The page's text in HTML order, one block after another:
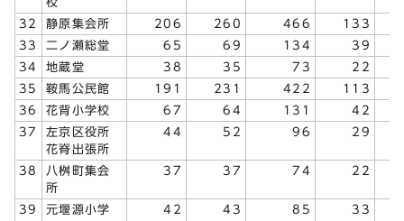
32 静原集会所 206 260 466 133
33
二ノ瀬総堂 65 69 134
39
34
地蔵堂 38 35 73
22
35
鞍馬公民館 191 231 422 113
36
花背小学校 67 64 131
42
37
左京区役所
花脊出張所
44 52 96 29
38
八桝町集会
所
37 37 74 22
39
元堰源小学
42 43 85 33